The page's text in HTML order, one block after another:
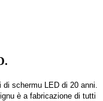
schermu LED di 20 anni.
è a fabricazione di tutti